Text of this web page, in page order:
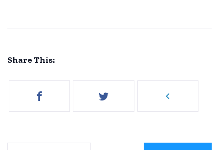
Share This: